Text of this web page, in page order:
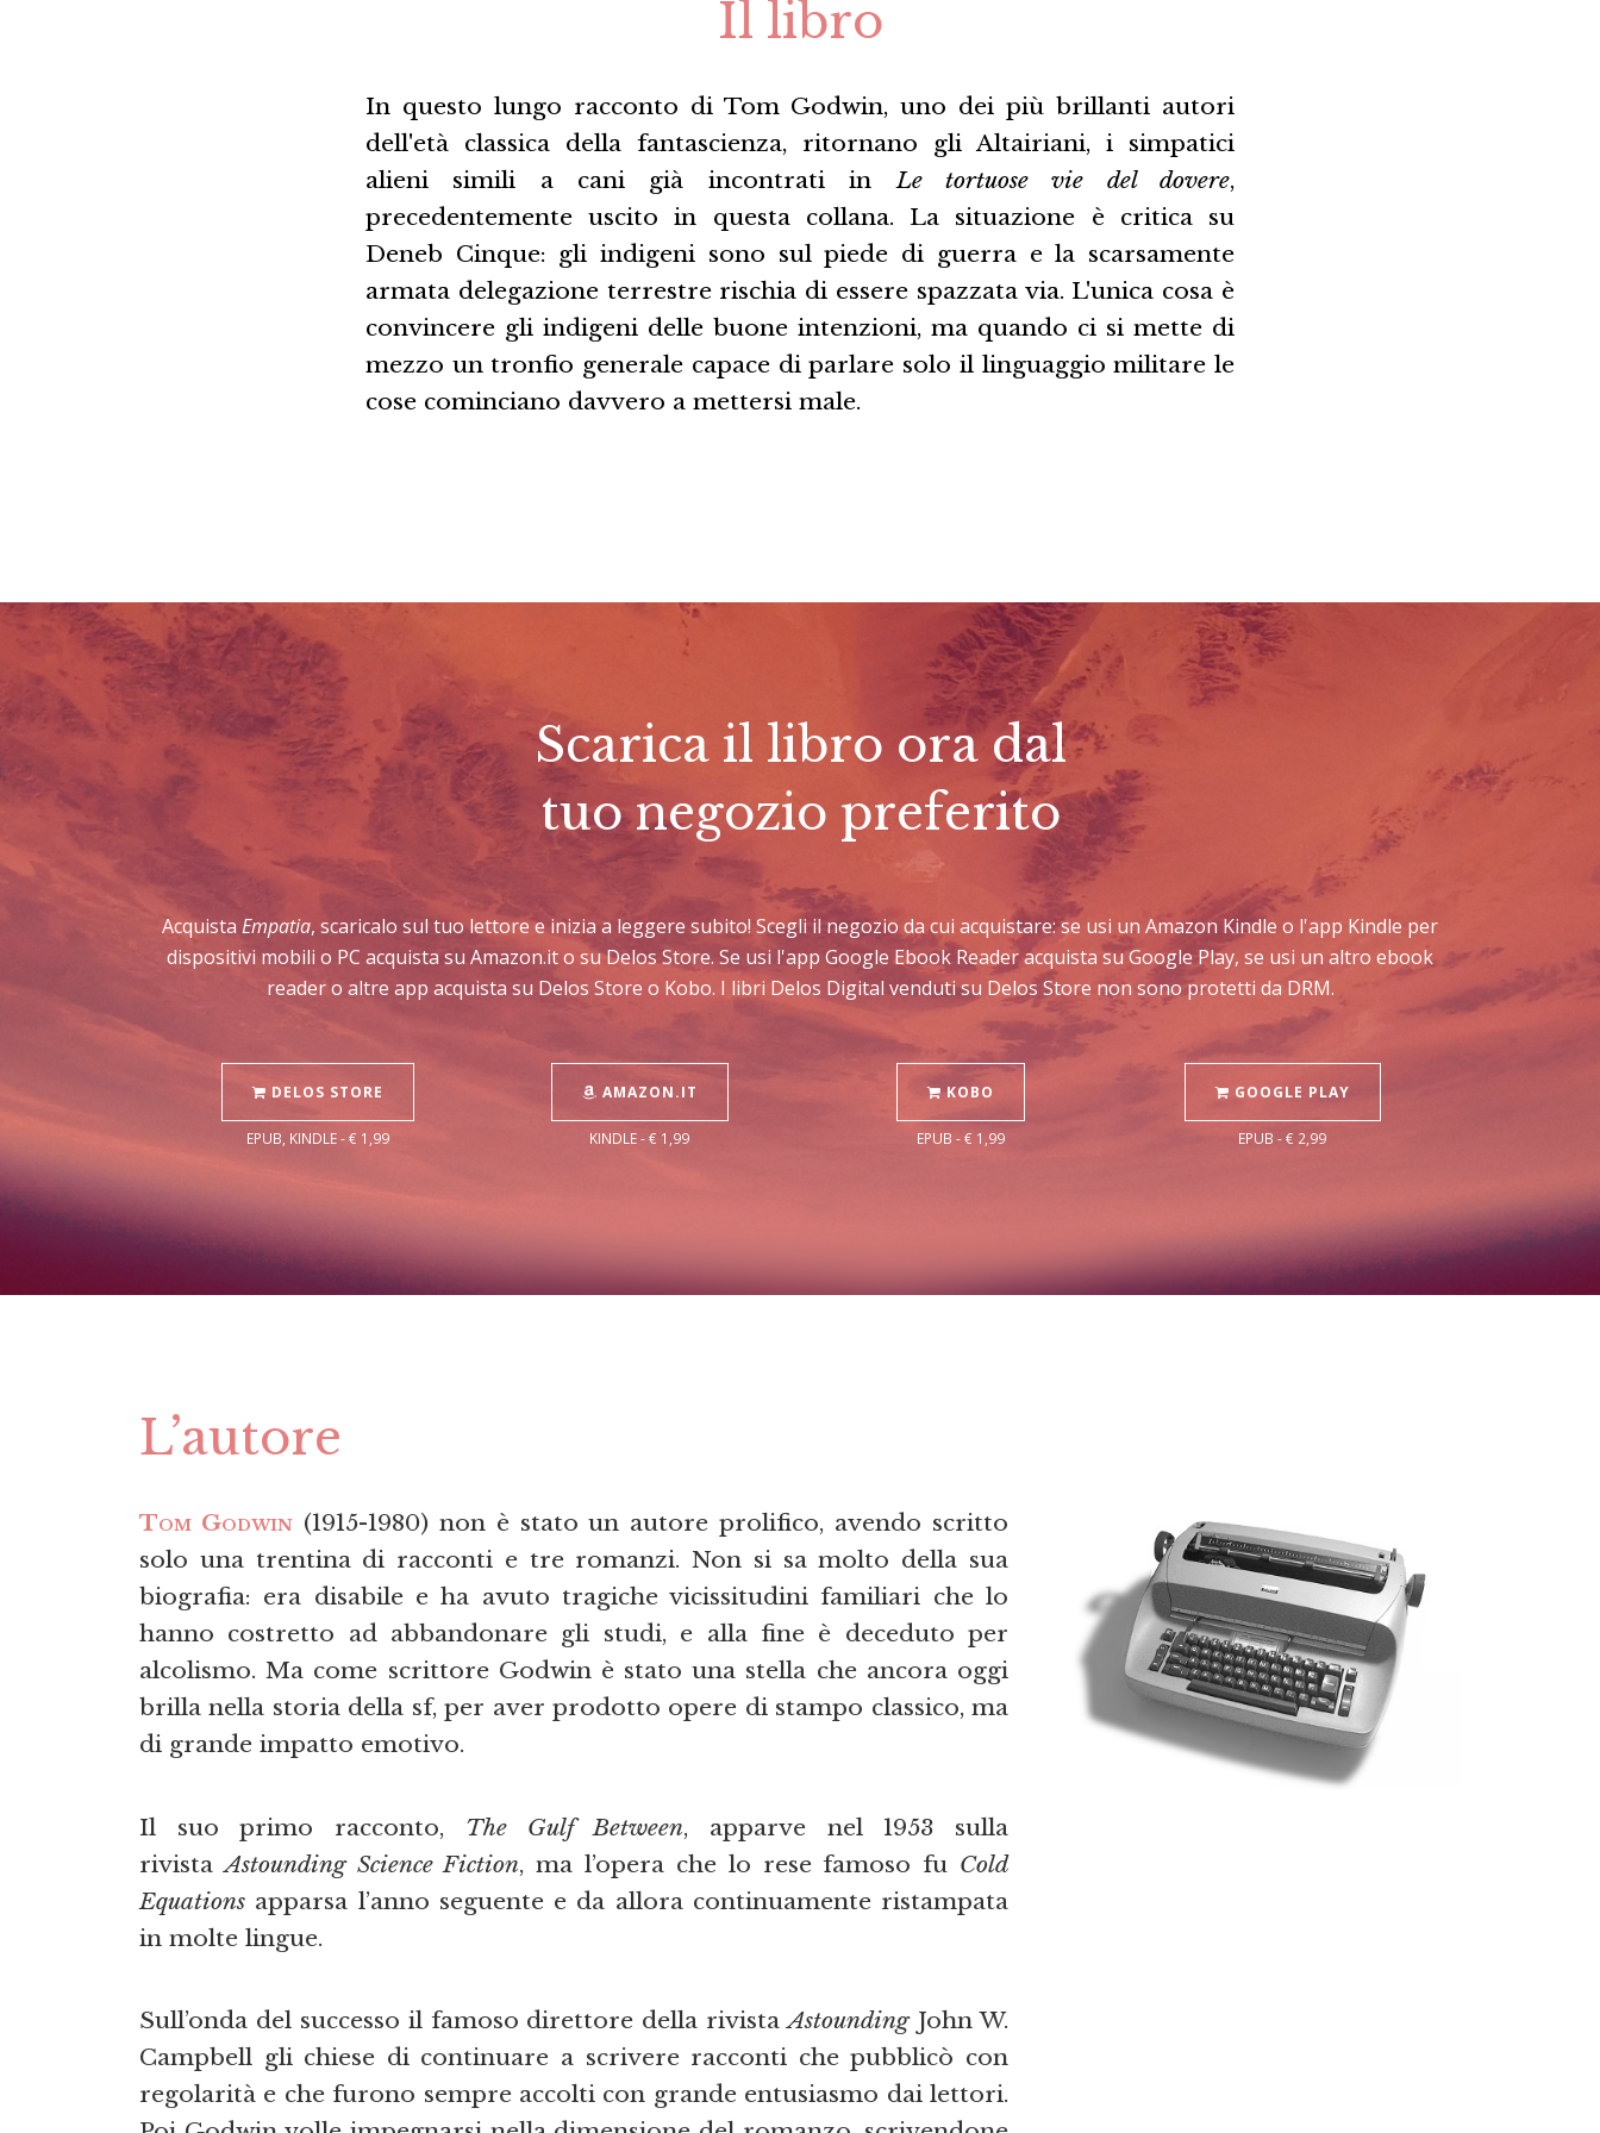
Il libro
In questo lungo racconto di Tom Godwin, uno dei più brillanti autori
dell'età classica della fantascienza, ritornano gli Altairiani, i simpatici
alieni simili a cani già incontrati inLe tortuose vie del dovere,
precedentemente uscito in questa collana. La situazione è critica su
Deneb Cinque: gli indigeni sono sul piede di guerra e la scarsamente
armata delegazione terrestre rischia di essere spazzata via. L'unica cosa è
convincere gli indigeni delle buone intenzioni, ma quando ci si mette di
mezzo un tronfio generale capace di parlare solo il linguaggio militare le
cose cominciano davvero a mettersi male.
Scarica il libro ora dal
tuo negozio preferito
AcquistaEmpatia, scaricalo sul tuo lettore e inizia a leggere subito! Scegli il negozio da cui acquistare: se usi un Amazon Kindle o l'app Kindle per
dispositivi mobili o PC acquista su Amazon.it o su Delos Store. Se usi l'app Google Ebook Reader acquista su Google Play, se usi un altro ebook
reader o altre app acquista su Delos Store o Kobo. I libri Delos Digital venduti su Delos Store non sono protetti da DRM.
DELOS STORE
EPUB, KINDLE - € 1,99
AMAZON.IT
KINDLE - € 1,99
KOBO
EPUB - € 1,99
GOOGLE PLAY
EPUB - € 2,99
L’autore
Tom Godwin(1915-1980) non è stato un autore prolifico, avendo scritto
solo una trentina di racconti e tre romanzi. Non si sa molto della sua
biografia: era disabile e ha avuto tragiche vicissitudini familiari che lo
hanno costretto ad abbandonare gli studi, e alla fine è deceduto per
alcolismo. Ma come scrittore Godwin è stato una stella che ancora oggi
brilla nella storia della sf, per aver prodotto opere di stampo classico, ma
di grande impatto emotivo.
Il suo primo racconto, The Gulf Between, apparve nel 1953 sulla
rivistaAstounding Science Fiction, ma l’opera che lo rese famoso fu Cold
Equations apparsa l’anno seguente e da allora continuamente ristampata
in molte lingue.
Sull’onda del successo il famoso direttore della rivistaAstoundingJohn W.
Campbell gli chiese di continuare a scrivere racconti che pubblicò con
regolarità e che furono sempre accolti con grande entusiasmo dai lettori.